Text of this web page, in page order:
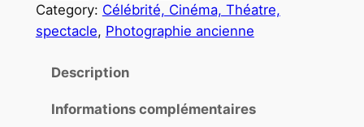
u
a
Category: Célébrité, Cinéma, Théatre,
spectacle, Photographie ancienne
Description
Informations complémentaires